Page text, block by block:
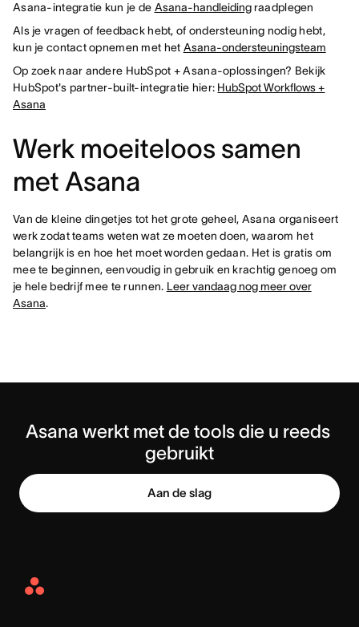
Asana-integratie kun je de Asana-handleidingraadplegen
Als je vragen of feedback hebt, of ondersteuning nodig hebt,
kun je contact opnemen met het Asana-ondersteuningsteam
Op zoek naar andere HubSpot + Asana-oplossingen? Bekijk
HubSpot's partner-built-integratie hier: HubSpot Workflows +
Asana
Werk moeiteloos samen
met Asana
Van de kleine dingetjes tot het grote geheel, Asana organiseert
werk zodat teams weten wat ze moeten doen, waarom het
belangrijk is en hoe het moet worden gedaan. Het is gratis om
mee te beginnen, eenvoudig in gebruik en krachtig genoeg om
je hele bedrijf mee te runnen. Leer vandaag nog meer over
Asana.
Asana werkt met de tools die u reeds
gebruikt
Aan de slag
Asana